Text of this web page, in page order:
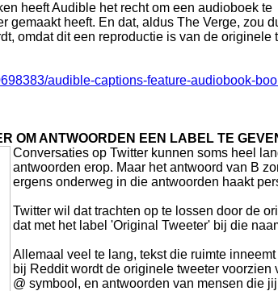
heeft Audible het recht om een audioboek
gemaakt heeft. En dat, aldus The Verge, zou
omdat dit een reproductie is van de originele
audible-captions-feature-audiobook-
OM ANTWOORDEN EEN LABEL TE
Conversaties op Twitter kunnen soms heel
antwoorden erop. Maar het antwoord van B
ergens onderweg in die antwoorden haakt
Twitter wil dat trachten op te lossen door de
dat met het label 'Original Tweeter' bij die
Allemaal veel te lang, tekst die ruimte
bij Reddit wordt de originele tweeter
@ symbool, en antwoorden van mensen die